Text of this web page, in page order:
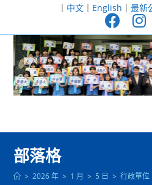
至
｜ 中文｜ English ｜ 最新
部落格
> 2026 年 > 1 月 > 5 日 > 行政單位